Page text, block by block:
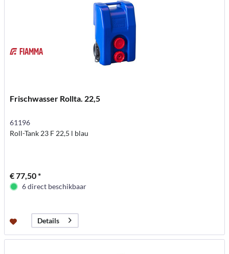
Frischwasser Rollta. 22,5
61196
Roll-Tank 23 F 22,5 l blau
€ 77,50 *
6 direct beschikbaar
Details